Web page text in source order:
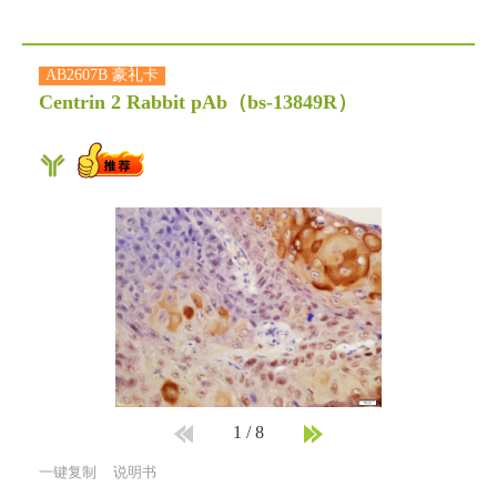
AB2607B 豪礼卡
Centrin 2 Rabbit pAb （bs-13849R）
1 /8
一键复制 说明书